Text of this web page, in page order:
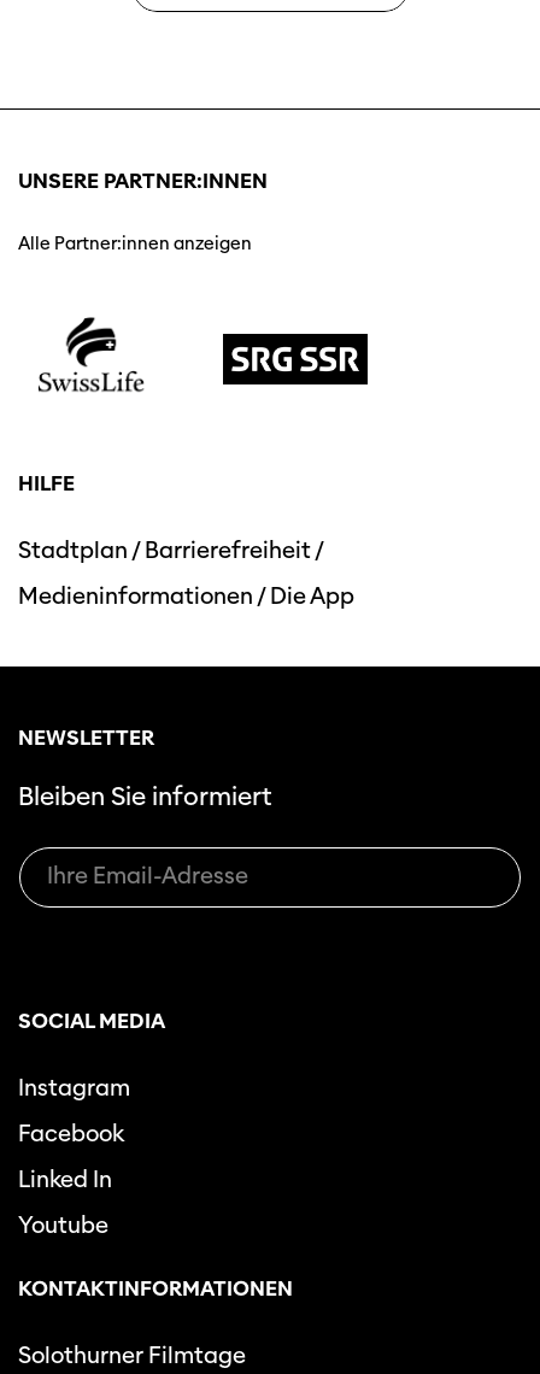
UNSERE PARTNER:INNEN
Alle Partner:innen anzeigen
HILFE
Stadtplan /Barrierefreiheit/
Medieninformationen /Die App
NEWSLETTER
Bleiben Sie informiert
SOCIAL MEDIA
Instagram
Facebook
Linked In
Youtube
KONTAKTINFORMATIONEN
Solothurner Filmtage